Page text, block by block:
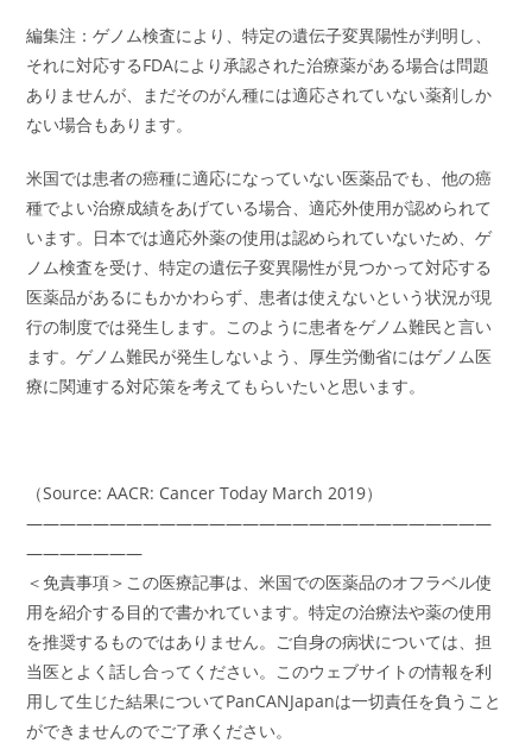
編集注：ゲノム検査により、特定の遺伝子変異陽性が判明し、
それに対応するFDAにより承認された治療薬がある場合は問題
ありませんが、まだそのがん種には適応されていない薬剤しか
ない場合もあります。
米国では患者の癌種に適応になっていない医薬品でも、他の癌
種でよい治療成績をあげている場合、適応外使用が認められて
います。日本では適応外薬の使用は認められていないため、ゲ
ノム検査を受け、特定の遺伝子変異陽性が見つかって対応する
医薬品があるにもかかわらず、患者は使えないという状況が現
行の制度では発生します。このように患者をゲノム難民と言い
ます。ゲノム難民が発生しないよう、厚生労働省にはゲノム医
療に関連する対応策を考えてもらいたいと思います。
（Source: AACR: Cancer Today March 2019）
――――――――――――――――――――――――――――
―――――――
＜免責事項＞この医療記事は、米国での医薬品のオフラベル使
用を紹介する目的で書かれています。特定の治療法や薬の使用
を推奨するものではありません。ご自身の病状については、担
当医とよく話し合ってください。このウェブサイトの情報を利
用して生じた結果についてPanCANJapanは一切責任を負うこと
ができませんのでご了承ください。